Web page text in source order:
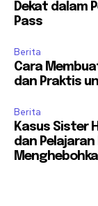
Dekat dalam
Pass
Berita
Cara
dan Praktis
Berita
Kasus Sister
dan